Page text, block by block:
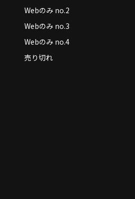
Webのみ no.2
Webのみ no.3
Webのみ no.4
売り切れ